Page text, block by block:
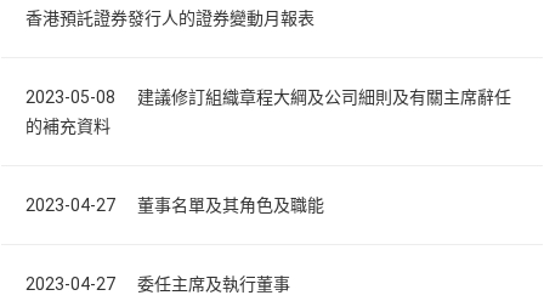
香港預託證券發行人的證券變動月報表
2023-05-08 建議修訂組織章程大綱及公司細則及有關主席辭任
的補充資料
2023-04-27 董事名單及其角色及職能
2023-04-27 委任主席及執行董事